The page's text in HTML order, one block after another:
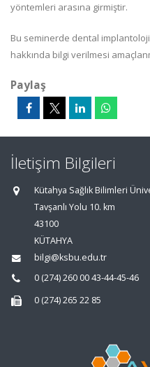
yöntemleri arasına girmiştir.
Bu seminerde dental
hakkında bilgi verilmesi
Paylaş
İletişim Bilgileri
Kütahya Sağlık Bilimleri
Tavşanlı Yolu 10. km
43100
KÜTAHYA
bilgi@ksbu.edu.tr
0 (274) 260 00 43-44-45-46
0 (274) 265 22 85